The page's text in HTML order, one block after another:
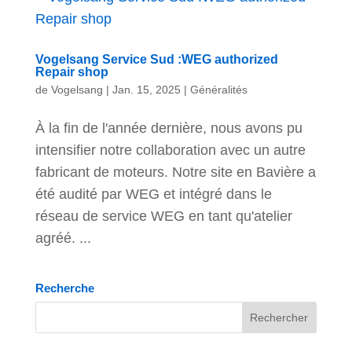
Vogelsang Service Sud :WEG authorized
Repair shop
de Vogelsang | Jan. 15, 2025 | Généralités
À la fin de l'année dernière, nous avons pu
intensifier notre collaboration avec un autre
fabricant de moteurs. Notre site en Bavière a
été audité par WEG et intégré dans le
réseau de service WEG en tant qu'atelier
agréé. ...
Recherche